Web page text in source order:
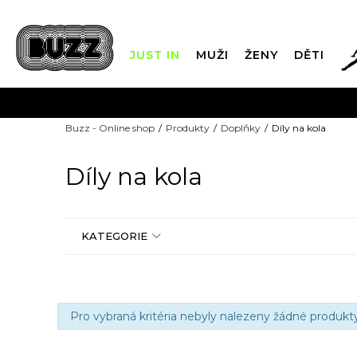
JUST IN MUŽI ŽENY DĚTI
DOPRAVA
Buzz - Online shop Produkty Doplňky Díly na kola
Díly na kola
KATEGORIE
Pro vybraná kritéria nebyly nalezeny žádné